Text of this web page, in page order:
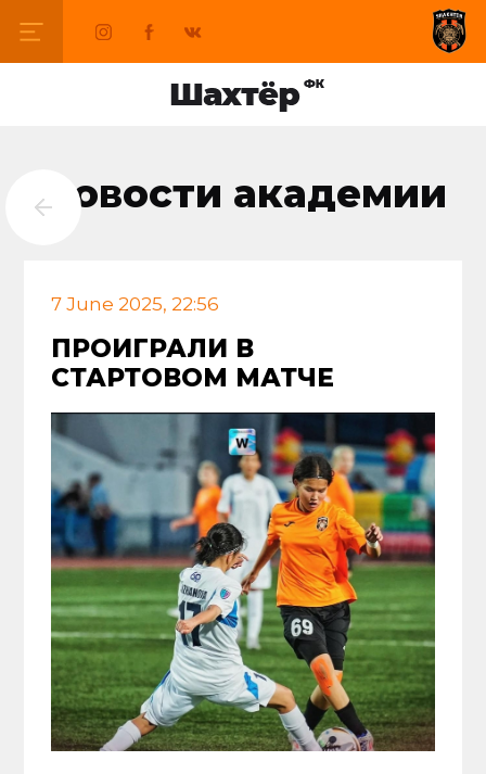
Новости академии
7 June 2025, 22:56
ПРОИГРАЛИ В
СТАРТОВОМ МАТЧЕ